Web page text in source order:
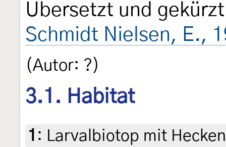
Übersetzt und
Schmidt Nielsen, E.,
(Autor: ?)
3.1. Habitat
1 : Larvalbiotop mit